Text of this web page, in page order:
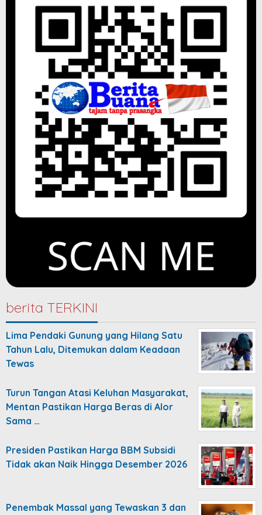
berita TERKINI
Lima Pendaki Gunung yang Hilang Satu
Tahun Lalu, Ditemukan dalam Keadaan
Tewas
Turun Tangan Atasi Keluhan Masyarakat,
Mentan Pastikan Harga Beras di Alor
Sama …
Presiden Pastikan Harga BBM Subsidi
Tidak akan Naik Hingga Desember 2026
Penembak Massal yang Tewaskan 3 dan